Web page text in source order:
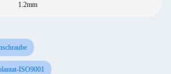
1.2mm
ISO9001